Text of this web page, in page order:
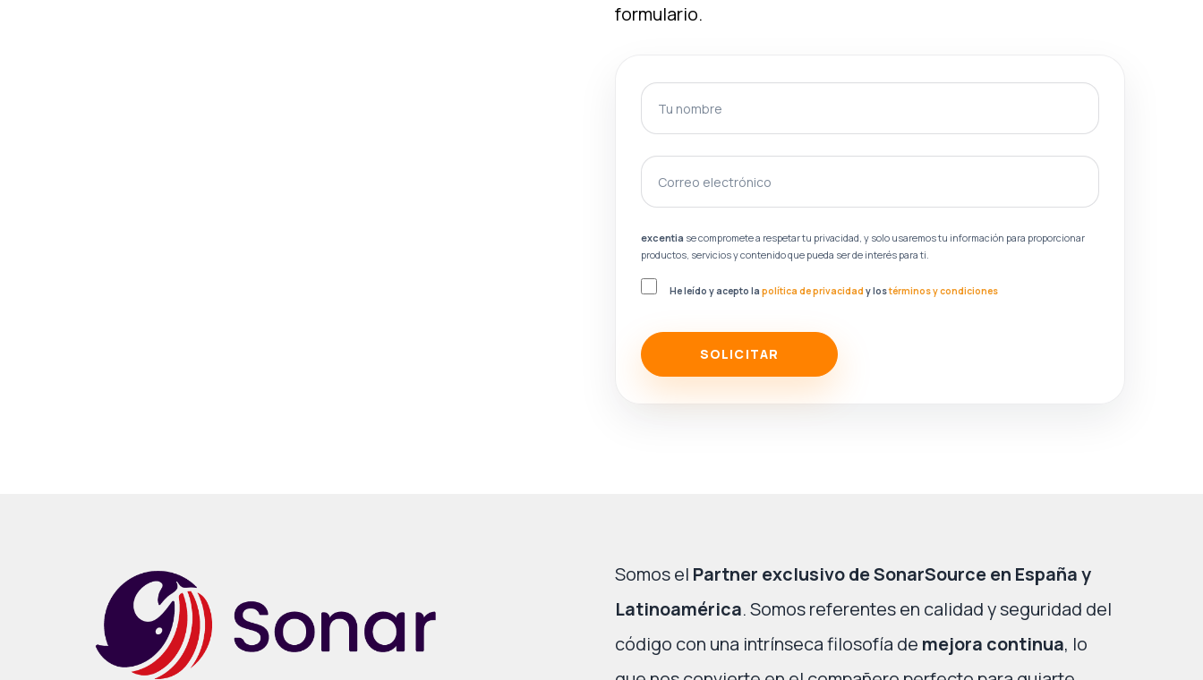
formulario.
Tu nombre
Correo electrónico
gotcha
excentia se compromete a respetar tu privacidad, y solo usaremos tu información para proporcionar
productos, servicios y contenido que pueda ser de interés para ti.
He leído y acepto la política de privacidad y lostérminos y condiciones
SOLICITAR
Somos el Partner exclusivo de SonarSource en España y
Latinoamérica. Somos referentes en calidad y seguridad del
código con una intrínseca filosofía de mejora continua, lo